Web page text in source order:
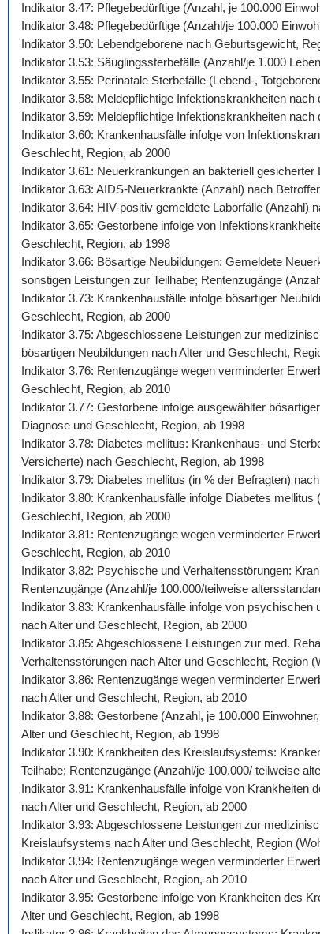
Indikator 3.47: Pflegebedürftige (Anzahl, je 100.000
Indikator 3.48: Pflegebedürftige (Anzahl/je 100.000
Indikator 3.50: Lebendgeborene nach Geburtsgewicht,
Indikator 3.53: Säuglingssterbefälle (Anzahl/je 1.000
Indikator 3.55: Perinatale Sterbefälle (Lebend-,
Indikator 3.58: Meldepflichtige Infektionskrankheiten
Indikator 3.59: Meldepflichtige Infektionskrankheiten
Indikator 3.60: Krankenhausfälle infolge von
Geschlecht, Region, ab 2000
Indikator 3.61: Neuerkrankungen an bakteriell
Indikator 3.63: AIDS-Neuerkrankte (Anzahl) nach
Indikator 3.64: HIV-positiv gemeldete Laborfälle (Anzahl)
Indikator 3.65: Gestorbene infolge von
Geschlecht, Region, ab 1998
Indikator 3.66: Bösartige Neubildungen: Gemeldete
sonstigen Leistungen zur Teilhabe; Rentenzugänge
Indikator 3.73: Krankenhausfälle infolge bösartiger
Geschlecht, Region, ab 2000
Indikator 3.75: Abgeschlossene Leistungen zur
bösartigen Neubildungen nach Alter und Geschlecht,
Indikator 3.76: Rentenzugänge wegen verminderter
Geschlecht, Region, ab 2010
Indikator 3.77: Gestorbene infolge ausgewählter
Diagnose und Geschlecht, Region, ab 1998
Indikator 3.78: Diabetes mellitus: Krankenhaus- und
Versicherte) nach Geschlecht, Region, ab 1998
Indikator 3.79: Diabetes mellitus (in % der Befragten)
Indikator 3.80: Krankenhausfälle infolge Diabetes
Geschlecht, Region, ab 2000
Indikator 3.81: Rentenzugänge wegen verminderter
Geschlecht, Region, ab 2010
Indikator 3.82: Psychische und Verhaltensstörungen:
Rentenzugänge (Anzahl/je 100.000/teilweise
Indikator 3.83: Krankenhausfälle infolge von
nach Alter und Geschlecht, Region, ab 2000
Indikator 3.85: Abgeschlossene Leistungen zur med.
Verhaltensstörungen nach Alter und Geschlecht, Region
Indikator 3.86: Rentenzugänge wegen verminderter
nach Alter und Geschlecht, Region, ab 2010
Indikator 3.88: Gestorbene (Anzahl, je 100.000
Alter und Geschlecht, Region, ab 1998
Indikator 3.90: Krankheiten des Kreislaufsystems:
Teilhabe; Rentenzugänge (Anzahl/je 100.000/ teilweise
Indikator 3.91: Krankenhausfälle infolge von Krankheiten
nach Alter und Geschlecht, Region, ab 2000
Indikator 3.93: Abgeschlossene Leistungen zur
Kreislaufsystems nach Alter und Geschlecht, Region
Indikator 3.94: Rentenzugänge wegen verminderter
nach Alter und Geschlecht, Region, ab 2010
Indikator 3.95: Gestorbene infolge von Krankheiten des
Alter und Geschlecht, Region, ab 1998